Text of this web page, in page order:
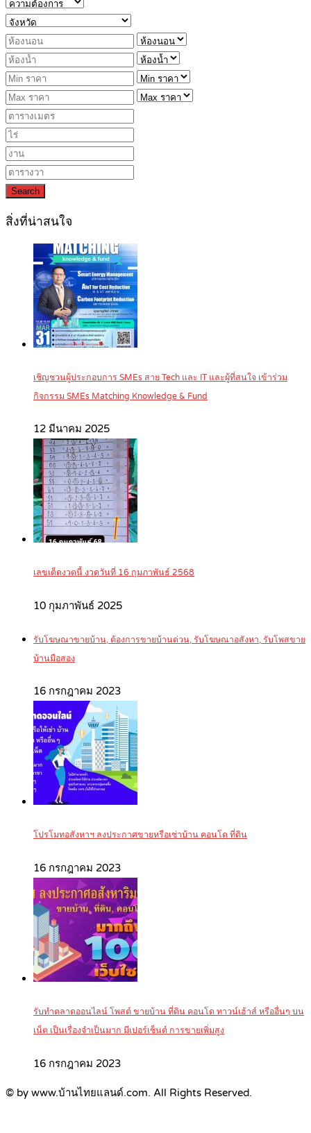
Search
สิ่งที่น่าสนใจ
เชิญชวนผู้ประกอบการ SMEs สาย Tech และ IT และผู้ที่สนใจ เข้าร่วม
กิจกรรม SMEs Matching Knowledge & Fund
12 มีนาคม 2025
เลขเด็ดงวดนี้ งวดวันที่ 16 กุมภาพันธ์ 2568
10 กุมภาพันธ์ 2025
รับโฆษณาขายบ้าน, ต้องการขายบ้านด่วน, รับโฆษณาอสังหา, รับโพสขาย
บ้านมือสอง
16 กรกฎาคม 2023
โปรโมทอสังหาฯ ลงประกาศขายหรือเช่าบ้าน คอนโด ที่ดิน
16 กรกฎาคม 2023
รับทำตลาดออนไลน์ โพสต์ ขายบ้าน ที่ดิน คอนโด ทาวน์เฮ้าส์ หรืออื่นๆ บน
เน็ต เป็นเรื่องจำเป็นมาก มีเปอร์เซ็นต์ การขายเพิ่มสูง
16 กรกฎาคม 2023
© by www.บ้านไทยแลนด์.com. All Rights Reserved.